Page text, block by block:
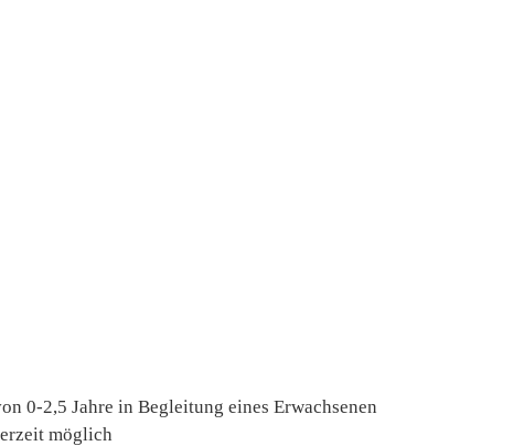
0-2,5 Jahre in Begleitung eines Erwachsenen
möglich